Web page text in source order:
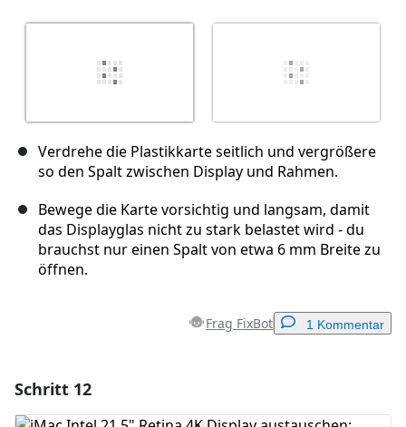
Verdrehe die Plastikkarte seitlich und vergrößere
so den Spalt zwischen Display und Rahmen.
Bewege die Karte vorsichtig und langsam, damit
das Displayglas nicht zu stark belastet wird - du
brauchst nur einen Spalt von etwa 6 mm Breite zu
öffnen.
Frag FixBot 1 Kommentar
Schritt 12